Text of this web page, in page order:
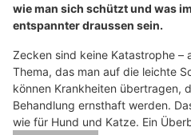
wie man sich schützt und was
entspannter draussen sein.
Zecken sind keine Katastrophe –
Thema, das man auf die leichte
können Krankheiten übertragen,
Behandlung ernsthaft werden.
wie für Hund und Katze. Ein